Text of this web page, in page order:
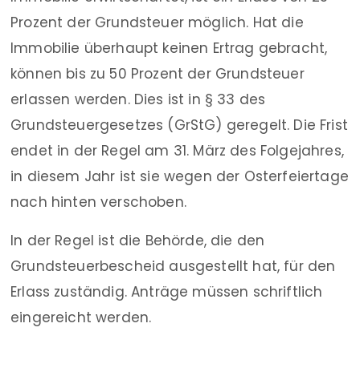
Prozent der Grundsteuer möglich. Hat die
Immobilie überhaupt keinen Ertrag gebracht,
können bis zu 50 Prozent der Grundsteuer
erlassen werden. Dies ist in § 33 des
Grundsteuergesetzes (GrStG) geregelt. Die Frist
endet in der Regel am 31. März des Folgejahres,
in diesem Jahr ist sie wegen der Osterfeiertage
nach hinten verschoben.
In der Regel ist die Behörde, die den
Grundsteuerbescheid ausgestellt hat, für den
Erlass zuständig. Anträge müssen schriftlich
eingereicht werden.